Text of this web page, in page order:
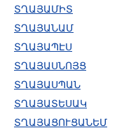
ՏՂԱՅԱՄԻՏ
ՏՂԱՅԱՆԱՄ
ՏՂԱՅԱՊԷՍ
ՏՂԱՅԱՍՆՈՅՑ
ՏՂԱՅԱՍՊԱՆ
ՏՂԱՅԱՏԵՍԱԿ
ՏՂԱՅԱՑՈՒՑԱՆԵՄ